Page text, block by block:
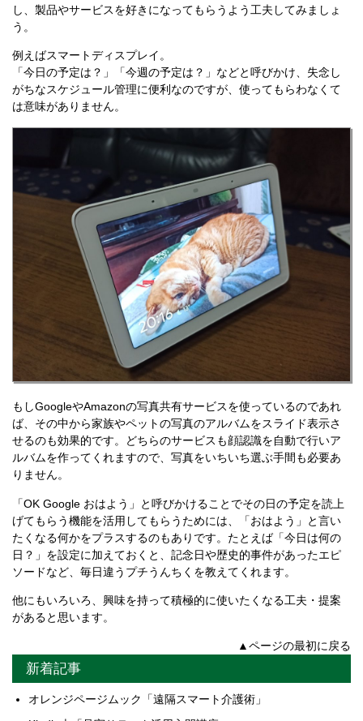
し、製品やサービスを好きになってもらうよう工夫してみましょ
う。
例えばスマートディスプレイ。
「今日の予定は？」「今週の予定は？」などと呼びかけ、失念し
がちなスケジュール管理に便利なのですが、使ってもらわなくて
は意味がありません。
もしGoogleやAmazonの写真共有サービスを使っているのであれ
ば、その中から家族やペットの写真のアルバムをスライド表示さ
せるのも効果的です。どちらのサービスも顔認識を自動で行いア
ルバムを作ってくれますので、写真をいちいち選ぶ手間も必要あ
りません。
「OK Google おはよう」と呼びかけることでその日の予定を読上
げてもらう機能を活用してもらうためには、「おはよう」と言い
たくなる何かをプラスするのもありです。たとえば「今日は何の
日？」を設定に加えておくと、記念日や歴史的事件があったエピ
ソードなど、毎日違うプチうんちくを教えてくれます。
他にもいろいろ、興味を持って積極的に使いたくなる工夫・提案
があると思います。
▲ページの最初に戻る
新着記事
オレンジページムック「遠隔スマート介護術」